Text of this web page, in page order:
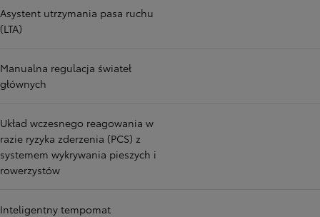
Asystent utrzymania pasa ruchu
(LTA)
Manualna regulacja świateł
głównych
Układ wczesnego reagowania w
razie ryzyka zderzenia (PCS) z
systemem wykrywania pieszych i
rowerzystów
Inteligentny tempomat